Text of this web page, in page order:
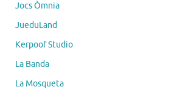
Jocs Òmnia
JueduLand
Kerpoof Studio
La Banda
La Mosqueta